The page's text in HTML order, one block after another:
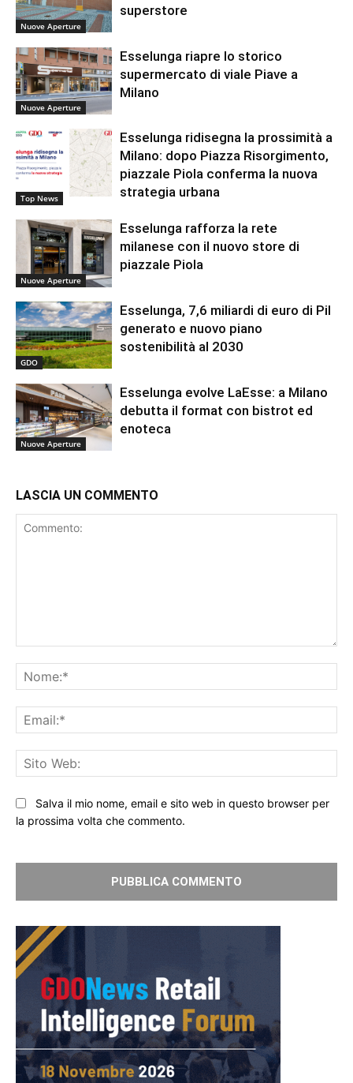
Nuove Aperture
superstore
Nuove Aperture
Esselunga riapre lo storico
supermercato di viale Piave a
Milano
Top News
Esselunga ridisegna la prossimità a
Milano: dopo Piazza Risorgimento,
piazzale Piola conferma la nuova
strategia urbana
Nuove Aperture
Esselunga rafforza la rete
milanese con il nuovo store di
piazzale Piola
GDO
Esselunga, 7,6 miliardi di euro di Pil
generato e nuovo piano
sostenibilità al 2030
Nuove Aperture
Esselunga evolve LaEsse: a Milano
debutta il format con bistrot ed
enoteca
LASCIA UN COMMENTO
Salva il mio nome, email e sito web in questo browser per
la prossima volta che commento.